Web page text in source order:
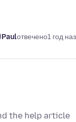
Paulотвечено1 год
the help article